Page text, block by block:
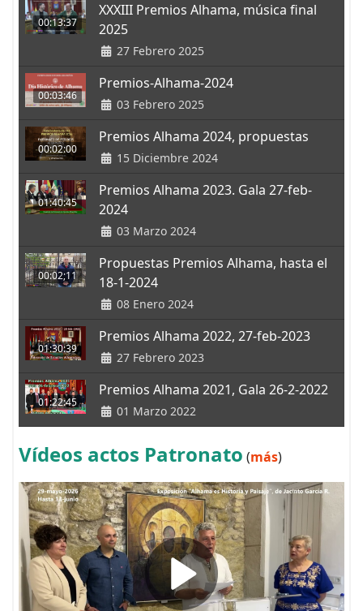
00:13:37
XXXIII Premios Alhama, música final
2025
27 Febrero 2025
00:03:46
Premios-Alhama-2024
03 Febrero 2025
00:02:00
Premios Alhama 2024, propuestas
15 Diciembre 2024
01:40:45
Premios Alhama 2023. Gala 27-feb-
2024
03 Marzo 2024
00:02;11
Propuestas Premios Alhama, hasta el
18-1-2024
08 Enero 2024
01:30:39
Premios Alhama 2022, 27-feb-2023
27 Febrero 2023
01:22:45
Premios Alhama 2021, Gala 26-2-2022
01 Marzo 2022
Vídeos actos Patronato (más)